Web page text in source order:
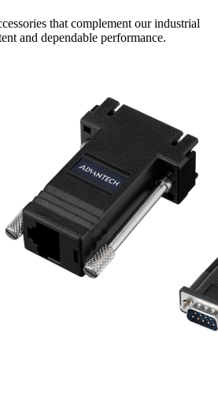
that complement our industrial
and dependable performance.